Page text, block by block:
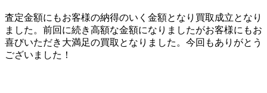
査定金額にもお客様の納得のいく金額となり買取成立となり
ました。前回に続き高額な金額になりましたがお客様にもお
喜びいただき大満足の買取となりました。今回もありがとう
ございました！